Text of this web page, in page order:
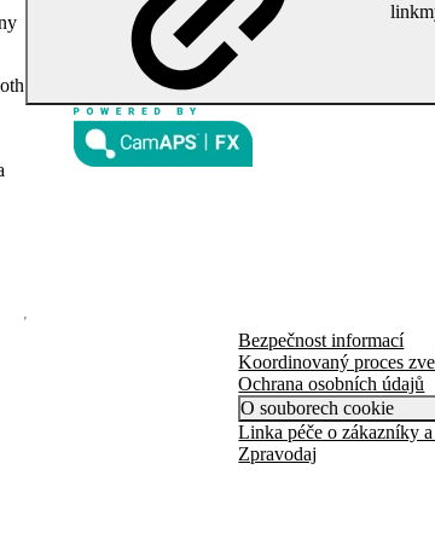
link
Bezpečnost informací
Koordinovaný proces
Ochrana osobních údajů
O souborech cookie
Linka péče o zákazníky
Zpravodaj